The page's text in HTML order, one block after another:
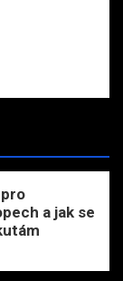
a jak se